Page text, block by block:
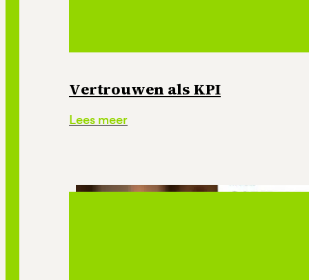
Vertrouwen als KPI
Lees meer